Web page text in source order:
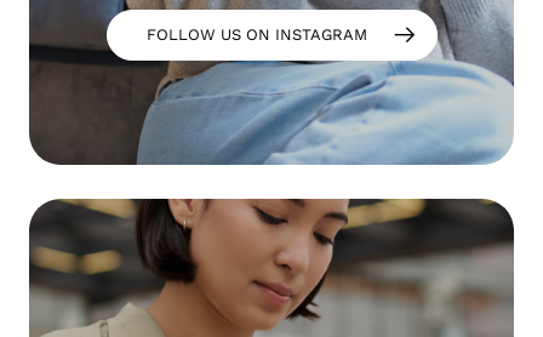
FOLLOW US ON INSTAGRAM